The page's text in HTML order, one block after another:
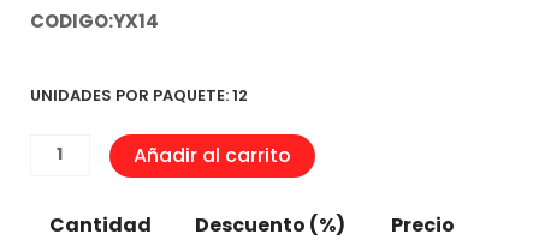
CODIGO:YX14
UNIDADES POR PAQUETE: 12
HILO
Añadir al carrito
Cantidad Descuento (%) Precio